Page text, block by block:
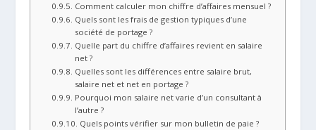
Comment calculer mon chiffre d’affaires mensuel ?
Quels sont les frais de gestion typiques d’une
société de portage ?
Quelle part du chiffre d’affaires revient en salaire
net ?
Quelles sont les différences entre salaire brut,
salaire net et net en portage ?
Pourquoi mon salaire net varie d’un consultant à
l’autre ?
Quels points vérifier sur mon bulletin de paie ?